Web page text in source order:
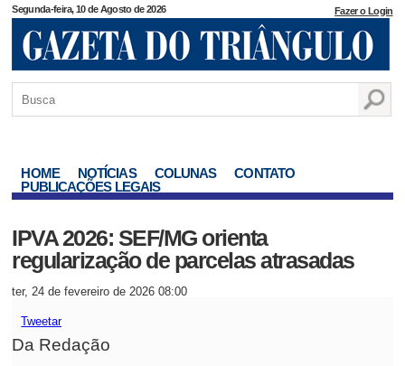
Segunda-feira, 10 de Agosto de 2026 Fazer o Login
HOME NOTÍCIAS COLUNAS
CONTATO
PUBLICAÇÕES LEGAIS
IPVA 2026: SEF/MG orienta
regularização de parcelas atrasadas
ter, 24 de fevereiro de 2026 08:00
Tweetar
Da Redação